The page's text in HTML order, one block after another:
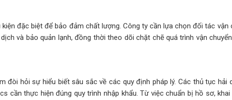
đặc biệt để bảo đảm chất lượng. Công ty cần lựa chọn đối tác vận
và bảo quản lạnh, đồng thời theo dõi chặt chẽ quá trình vận
đòi hỏi sự hiểu biết sâu sắc về các quy định pháp lý. Các thủ tục hải
cần thực hiện đúng quy trình nhập khẩu. Từ việc chuẩn bị hồ sơ,